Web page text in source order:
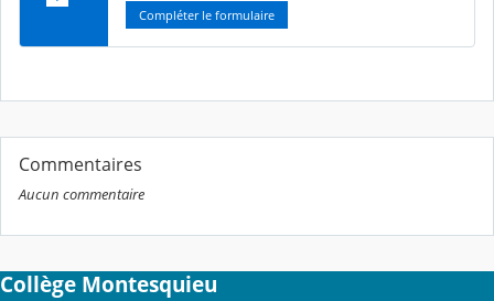
Compléter le formulaire
Commentaires
Aucun commentaire
Collège Montesquieu